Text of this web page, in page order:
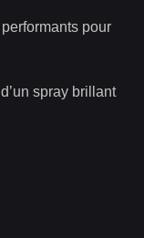
pour
spray brillant